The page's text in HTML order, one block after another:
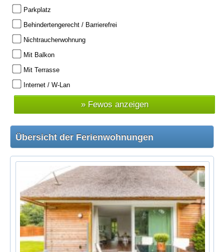
Parkplatz
Behindertengerecht / Barrierefrei
Nichtraucherwohnung
Mit Balkon
Mit Terrasse
Internet / W-Lan
Übersicht der Ferienwohnungen